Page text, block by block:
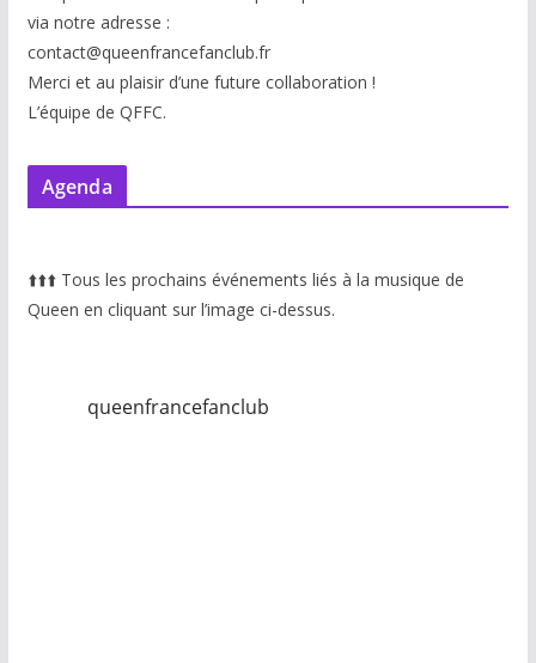
via notre adresse :
contact@queenfrancefanclub.fr
Merci et au plaisir d’une future collaboration !
L’équipe de QFFC.
Agenda
⬆️⬆️⬆️ Tous les prochains événements liés à la musique de
Queen en cliquant sur l’image ci-dessus.
queenfrancefanclub